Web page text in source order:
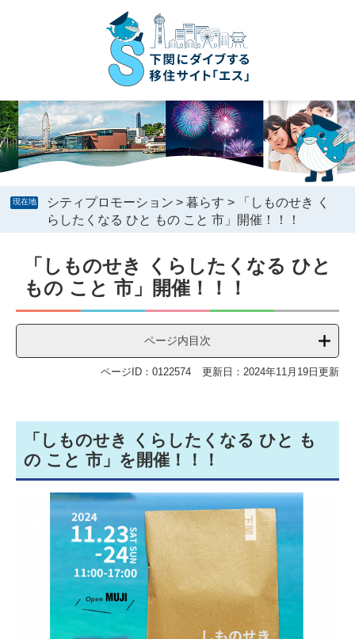
で
す
。
ば
し
て
本
文
現在地 シティプロモーション > 暮らす >
「しものせき く
らしたくなる ひと もの こと 市」開催！！！
「しものせき くらしたくなる ひと
もの こと 市」開催！！！
ページ内目次
ページID：0122574 更新日：2024年11月19日更新
「しものせき くらしたくなる ひと も
の こと 市」を開催！！！